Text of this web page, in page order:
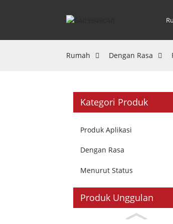
Rumah Dengan Rasa
Kategori Produk
Produk Aplikasi
Dengan Rasa
Menurut Status
Produk Unggulan